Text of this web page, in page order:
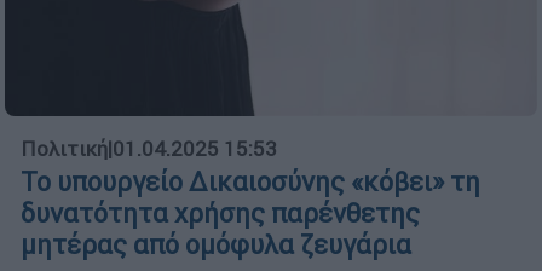
Πολιτική|01.04.2025 15:53
Το υπουργείο Δικαιοσύνης «κόβει» τη
δυνατότητα χρήσης παρένθετης
μητέρας από ομόφυλα ζευγάρια